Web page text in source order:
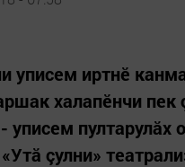
уписем иртнӗ
халапӗнчи
пултарулăх
çулни»